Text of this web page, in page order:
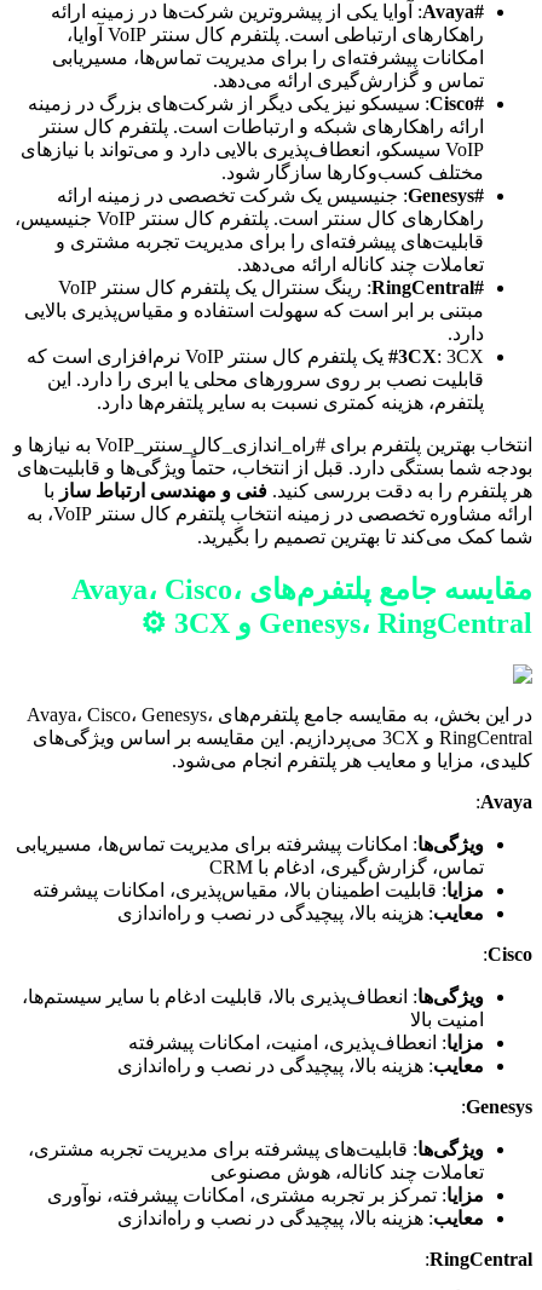
#Avaya
: آوایا یکی از پیشروترین شرکت‌ها در زمینه ارائه
راهکارهای ارتباطی است. پلتفرم کال سنتر VoIP آوایا،
امکانات پیشرفته‌ای را برای مدیریت تماس‌ها، مسیریابی
تماس و گزارش‌گیری ارائه می‌دهد.
#Cisco
: سیسکو نیز یکی دیگر از شرکت‌های بزرگ در زمینه
ارائه راهکارهای شبکه و ارتباطات است. پلتفرم کال سنتر
VoIP سیسکو، انعطاف‌پذیری بالایی دارد و می‌تواند با نیازهای
مختلف کسب‌وکارها سازگار شود.
#Genesys
: جنیسیس یک شرکت تخصصی در زمینه ارائه
راهکارهای کال سنتر است. پلتفرم کال سنتر VoIP جنیسیس،
قابلیت‌های پیشرفته‌ای را برای مدیریت تجربه مشتری و
تعاملات چند کاناله ارائه می‌دهد.
#RingCentral
: رینگ سنترال یک پلتفرم کال سنتر VoIP
مبتنی بر ابر است که سهولت استفاده و مقیاس‌پذیری بالایی
دارد.
#3CX
: 3CX یک پلتفرم کال سنتر VoIP نرم‌افزاری است که
قابلیت نصب بر روی سرورهای محلی یا ابری را دارد. این
پلتفرم، هزینه کمتری نسبت به سایر پلتفرم‌ها دارد.
انتخاب بهترین پلتفرم برای #راه_اندازی_کال_سنتر_VoIP به نیازها و
بودجه شما بستگی دارد. قبل از انتخاب، حتماً ویژگی‌ها و قابلیت‌های
هر پلتفرم را به دقت بررسی کنید. فنی و مهندسی ارتباط ساز با
ارائه مشاوره تخصصی در زمینه انتخاب پلتفرم کال سنتر VoIP، به
شما کمک می‌کند تا بهترین تصمیم را بگیرید.
مقایسه جامع پلتفرم‌های Avaya، Cisco،
Genesys، RingCentral و 3CX ⚙️
در این بخش، به مقایسه جامع پلتفرم‌های Avaya، Cisco، Genesys،
RingCentral و 3CX می‌پردازیم. این مقایسه بر اساس ویژگی‌های
کلیدی، مزایا و معایب هر پلتفرم انجام می‌شود.
Avaya
:
ویژگی‌ها: امکانات پیشرفته برای مدیریت تماس‌ها، مسیریابی
تماس، گزارش‌گیری، ادغام با CRM
مزایا: قابلیت اطمینان بالا، مقیاس‌پذیری، امکانات پیشرفته
معایب: هزینه بالا، پیچیدگی در نصب و راه‌اندازی
Cisco
:
ویژگی‌ها: انعطاف‌پذیری بالا، قابلیت ادغام با سایر سیستم‌ها،
امنیت بالا
مزایا: انعطاف‌پذیری، امنیت، امکانات پیشرفته
معایب: هزینه بالا، پیچیدگی در نصب و راه‌اندازی
Genesys
:
ویژگی‌ها: قابلیت‌های پیشرفته برای مدیریت تجربه مشتری،
تعاملات چند کاناله، هوش مصنوعی
مزایا: تمرکز بر تجربه مشتری، امکانات پیشرفته، نوآوری
معایب: هزینه بالا، پیچیدگی در نصب و راه‌اندازی
RingCentral
: